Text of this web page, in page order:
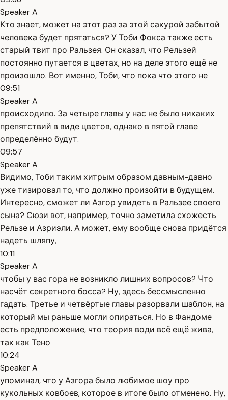
Speaker A
Кто знает, может на этот раз за этой сакурой забытой
человека будет прятаться? У Тоби Фокса также есть
старый твит про Ральзея. Он сказал, что Рельзей
постоянно путается в цветах, но на деле этого ещё не
произошло. Вот именно, Тоби, что пока что этого не
09:51
Speaker A
происходило. За четыре главы у нас не было никаких
препятствий в виде цветов, однако в пятой главе
определённо будут.
09:57
Speaker A
Видимо, Тоби таким хитрым образом давным-давно
уже тизировал то, что должно произойти в будущем.
Интересно, сможет ли Азгор увидеть в Ральзее своего
сына? Сюзи вот, например, точно заметила схожесть
Рельзе и Азриэли. А может, ему вообще снова придётся
надеть шляпу,
10:11
Speaker A
чтобы у вас гора не возникло лишних вопросов? Что
насчёт секретного босса? Ну, здесь бессмысленно
гадать. Третье и четвёртые главы разорвали шаблон, на
который мы раньше могли опираться. Но в Фандоме
есть предположение, что теория води всё ещё жива,
так как Тено
10:24
Speaker A
упоминал, что у Азгора было любимое шоу про
кукольных ковбоев, которое в итоге было отменено. Ну,